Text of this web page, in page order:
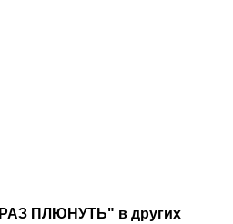
ПЛЮНУТЬ" в других